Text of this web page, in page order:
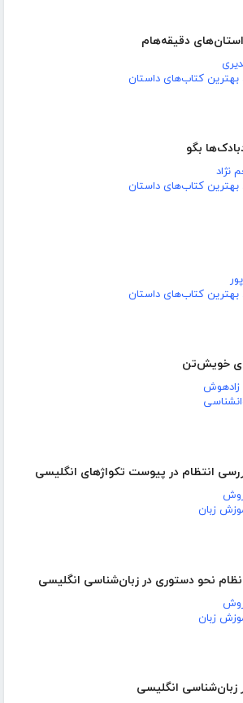
دقیقه‌هام
بهترین کتاب‌های داستان
بگو
نژاد
بهترین کتاب‌های داستان
بهترین کتاب‌های داستان
خویش‌تن
زادهوش
انتظام در پیوست تکواژهای انگلیسی
زبان
نظام نحو دستوری در زبان‌شناسی انگلیسی
زبان
زبان‌شناسی انگلیسی